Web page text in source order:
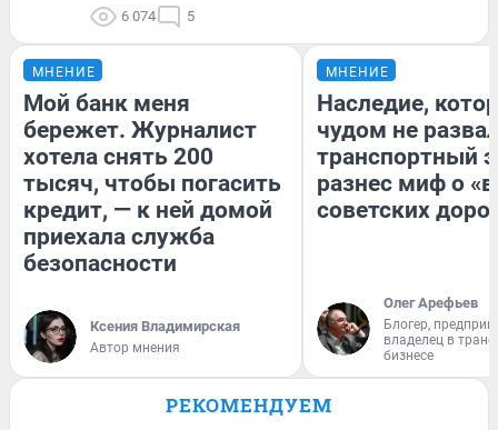
6 074 5
МНЕНИЕ
Мой банк меня
бережет. Журналист
хотела снять 200
тысяч, чтобы погасить
кредит, — к ней домой
приехала служба
безопасности
Ксения Владимирская
Автор мнения
МНЕНИЕ
Наследие,
чудом не
транспортный
разнес миф о
советских
Олег Арефьев
Блогер,
владелец в
бизнесе
РЕКОМЕНДУЕМ